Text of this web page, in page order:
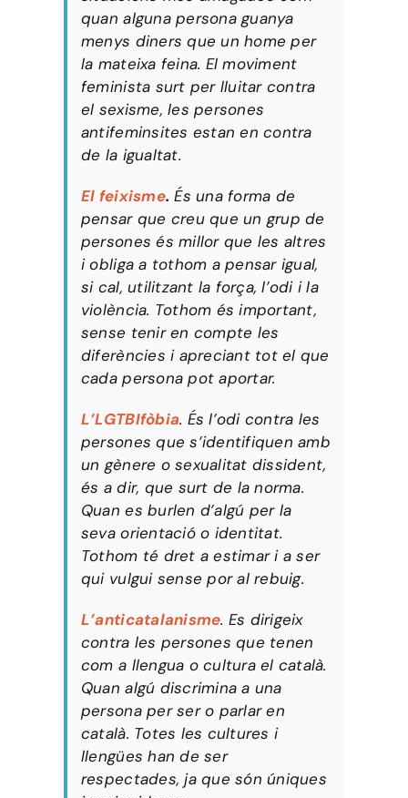
quan alguna persona guanya
menys diners que un home per
la mateixa feina. El moviment
feminista surt per lluitar contra
el sexisme, les persones
antifeminsites estan en contra
de la igualtat.
El feixisme. És una forma de
pensar que creu que un grup de
persones és millor que les altres
i obliga a tothom a pensar igual,
si cal, utilitzant la força, l’odi i la
violència. Tothom és important,
sense tenir en compte les
diferències i apreciant tot el que
cada persona pot aportar.
L’LGTBIfòbia. És l’odi contra les
persones que s’identifiquen amb
un gènere o sexualitat dissident,
és a dir, que surt de la norma.
Quan es burlen d’algú per la
seva orientació o identitat.
Tothom té dret a estimar i a ser
qui vulgui sense por al rebuig.
L’anticatalanisme. Es dirigeix
contra les persones que tenen
com a llengua o cultura el català.
Quan algú discrimina a una
persona per ser o parlar en
català. Totes les cultures i
llengües han de ser
respectades, ja que són úniques